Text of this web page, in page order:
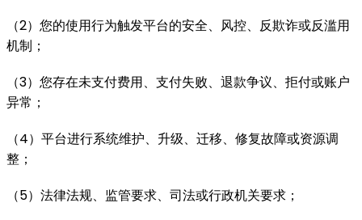
（2）您的使用行为触发平台的安全、风控、反欺诈或反滥用
机制；
（3）您存在未支付费用、支付失败、退款争议、拒付或账户
异常；
（4）平台进行系统维护、升级、迁移、修复故障或资源调
整；
（5）法律法规、监管要求、司法或行政机关要求；